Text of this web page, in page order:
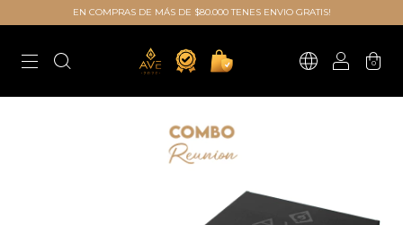
EN COMPRAS DE MÁS DE $80.000 TENES ENVIO GRATIS!
0